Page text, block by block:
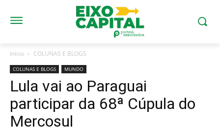
Início COLUNAS E BLOGS
COLUNAS E BLOGS MUNDO
Lula vai ao Paraguai
participar da 68ª Cúpula do
Mercosul